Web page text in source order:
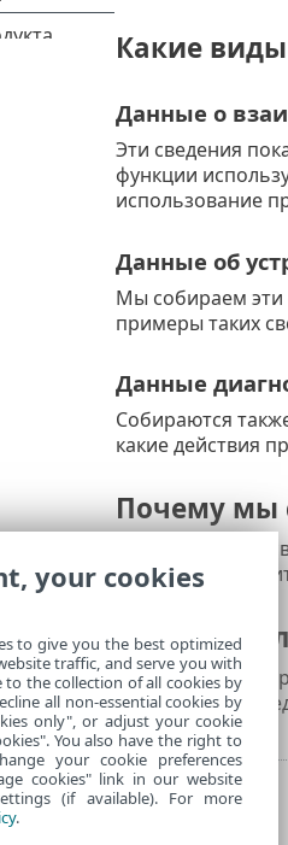
Какие
Данные о
Эти сведения
функции
использование
Данные об
Мы собираем эти
примеры таких
Данные
Собираются
какие действия
Почему мы
Эти анонимные
помогают
Кто
Компания ESET,
сведения не
your cookies
to give you the best optimized
traffic, and serve you with
to the collection of all cookies by
all non-essential cookies by
only", or adjust your cookie
You also have the right to
your cookie preferences
cookies" link in our website
(if available). For more
.